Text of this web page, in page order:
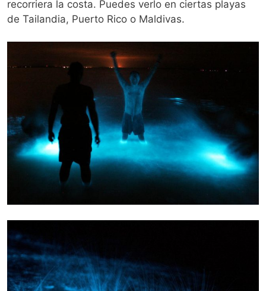
recorriera la costa. Puedes verlo en ciertas playas
de Tailandia, Puerto Rico o Maldivas.